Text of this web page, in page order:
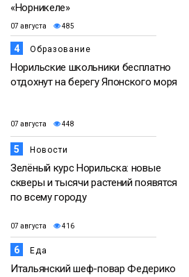
«Норникеле»
07 августа 485
4 Образование
Норильские школьники бесплатно
отдохнут на берегу Японского моря
07 августа 448
5 Новости
Зелёный курс Норильска: новые
скверы и тысячи растений появятся
по всему городу
07 августа 416
6 Еда
Итальянский шеф-повар Федерико